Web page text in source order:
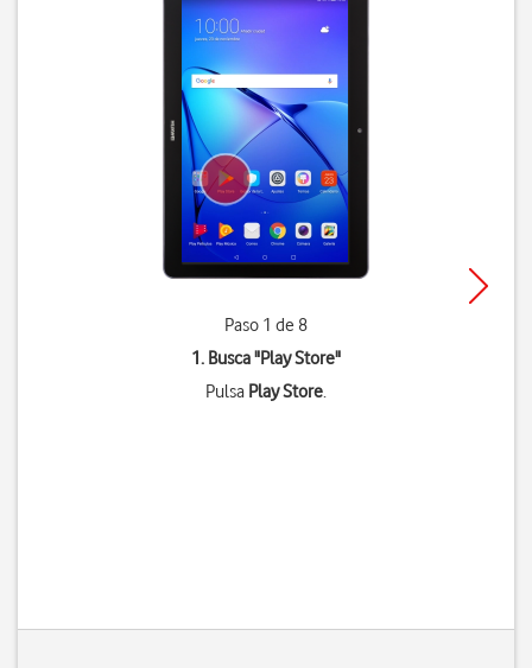
Paso 1 de 8
1. Busca "Play Store"
Pulsa Play Store.